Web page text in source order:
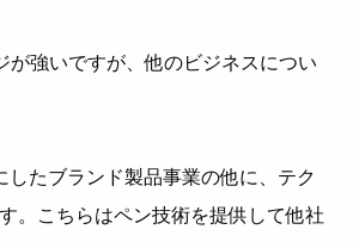
が強いですが、他のビジネスについ
たブランド製品事業の他に、テク
。こちらはペン技術を提供して他社